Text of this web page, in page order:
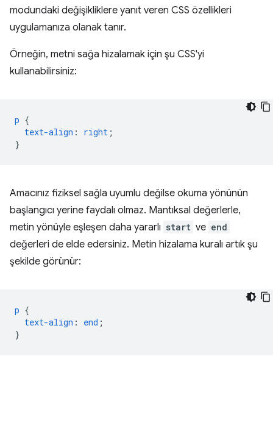
modundaki değişikliklere yanıt veren CSS özellikleri
uygulamanıza olanak tanır.
Örneğin, metni sağa hizalamak için şu CSS'yi
kullanabilirsiniz:
p {
text-align : right ;
}
Amacınız fiziksel sağla uyumlu değilse okuma yönünün
başlangıcı yerine faydalı olmaz. Mantıksal değerlerle,
metin yönüyle eşleşen daha yararlı start ve end
değerleri de elde edersiniz. Metin hizalama kuralı artık şu
şekilde görünür:
p {
text-align : end ;
}